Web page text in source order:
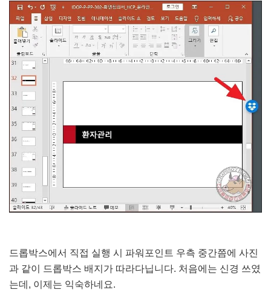
드롭박스에서 직접 실행 시 파워포인트 우측 중간쯤에 사진
과 같이 드롭박스 배지가 따라다닙니다. 처음에는 신경 쓰였
는데, 이제는 익숙하네요.